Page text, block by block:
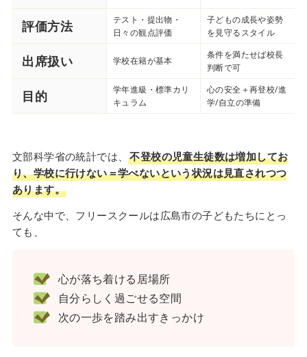
評価方法
テスト・提出物・
日々の観点評価
子どもの成長や姿勢
を見守るスタイル
出席扱い 学校在籍が基本
条件を満たせば校長
判断で可
目的
学年進級・標準カリ
キュラム
心の安全＋再登校/進
学/自立の準備
文部科学省の統計では、不登校の児童生徒数は増加してお
り、学校に行けない＝学べないという状況は見直されつつ
あります。
そんな中で、フリースクールは広島市の子どもたちにとっ
ても、
心が落ち着ける居場所
自分らしく過ごせる空間
次の一歩を踏み出すきっかけ